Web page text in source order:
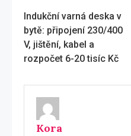
more
articles
Indukční varná deska v
bytě: připojení 230/400
V, jištění, kabel a
rozpočet 6-20 tisíc Kč
Kora